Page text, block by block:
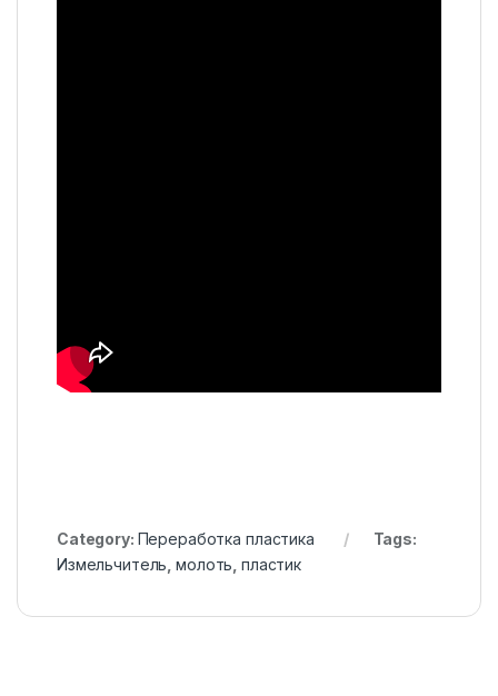
Category: Переработка пластика
Tags:
Измельчитель ,молоть пластик